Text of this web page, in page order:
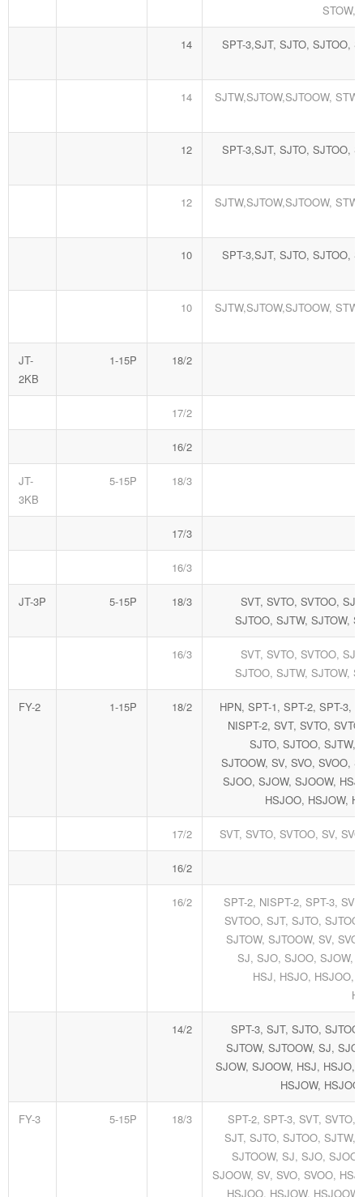
STOW,
14 SPT-3,SJT, SJTO, SJTOO,
14
SJTW,SJTOW,SJTOOW,
12 SPT-3,SJT, SJTO, SJTOO,
12
SJTW,SJTOW,SJTOOW,
10 SPT-3,SJT, SJTO, SJTOO,
10
SJTW,SJTOW,SJTOOW,
JT-
2KB
1-15P 18/2
17/2
16/2
JT-
3KB
5-15P 18/3
17/3
16/3
JT-3P 5-15P 18/3
SVT, SVTO, SVTOO,
SJTOO, SJTW, SJTOW,
16/3
SVT, SVTO, SVTOO,
SJTOO, SJTW, SJTOW,
FY-2 1-15P 18/2
HPN, SPT-1, SPT-2, SPT-3,
NISPT-2, SVT, SVTO,
SJTO, SJTOO, SJTW,
SJTOOW, SV, SVO, SVOO,
SJOO, SJOW, SJOOW,
HSJOO, HSJOW,
17/2 SVT, SVTO, SVTOO, SV,
16/2
16/2
SPT-2, NISPT-2, SPT-3,
SVTOO, SJT, SJTO,
SJTOW, SJTOOW, SV,
SJ, SJO, SJOO, SJOW,
HSJ, HSJO, HSJOO,
14/2
SPT-3, SJT, SJTO,
SJTOW, SJTOOW, SJ,
SJOW, SJOOW, HSJ, HSJO,
HSJOW,
FY-3 5-15P 18/3
SPT-2, SPT-3, SVT, SVTO,
SJT, SJTO, SJTOO, SJTW,
SJTOOW, SJ, SJO,
SJOOW, SV, SVO, SVOO,
HSJOO, HSJOW,